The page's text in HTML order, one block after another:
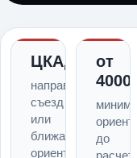
ЦКАД
направление,
съезд
или
ближайший
ориентир
от
4000
до
расчета